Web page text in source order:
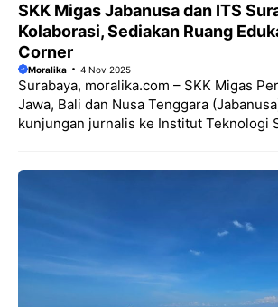
SKK Migas Jabanusa dan ITS
Kolaborasi, Sediakan Ruang
Corner
Moralika 4 Nov 2025
Surabaya, moralika.com – SKK Migas
Jawa, Bali dan Nusa Tenggara
kunjungan jurnalis ke Institut Teknologi